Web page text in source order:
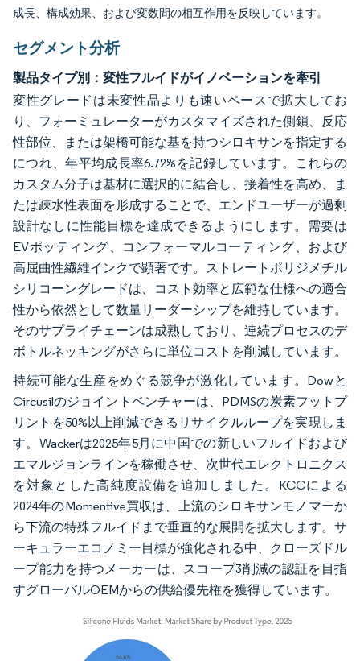
成長、構成効果、および変数間の相互作用を反映しています。
セグメント分析
製品タイプ別：変性フルイドがイノベーションを牽引
変性グレードは未変性品よりも速いペースで拡大してお
り、フォーミュレーターがカスタマイズされた側鎖、反応
性部位、または架橋可能な基を持つシロキサンを指定する
につれ、年平均成長率6.72%を記録しています。これらの
カスタム分子は基材に選択的に結合し、接着性を高め、ま
たは疎水性表面を形成することで、エンドユーザーが過剰
設計なしに性能目標を達成できるようにします。需要は
EVポッティング、コンフォーマルコーティング、および
高屈曲性繊維インクで顕著です。ストレートポリジメチル
シリコーングレードは、コスト効率と広範な仕様への適合
性から依然として数量リーダーシップを維持しています。
そのサプライチェーンは成熟しており、連続プロセスのデ
ボトルネッキングがさらに単位コストを削減しています。
持続可能な生産をめぐる競争が激化しています。Dowと
Circusilのジョイントベンチャーは、PDMSの炭素フットプ
リントを50%以上削減できるリサイクルループを実現しま
す。Wackerは2025年5月に中国での新しいフルイドおよび
エマルジョンラインを稼働させ、次世代エレクトロニクス
を対象とした高純度設備を追加しました。KCCによる
2024年のMomentive買収は、上流のシロキサンモノマーか
ら下流の特殊フルイドまで垂直的な展開を拡大します。サ
ーキュラーエコノミー目標が強化される中、クローズドル
ープ能力を持つメーカーは、スコープ3削減の認証を目指
すグローバルOEMからの供給優先権を獲得しています。